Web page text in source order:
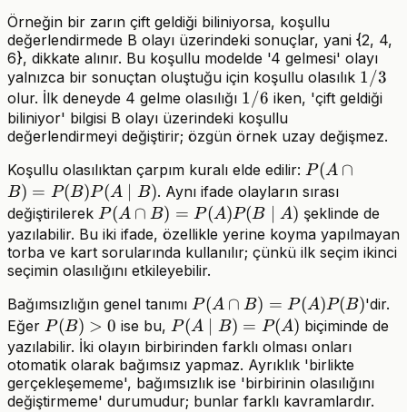
Örneğin bir zarın çift geldiği biliniyorsa, koşullu
değerlendirmede B olayı üzerindeki sonuçlar, yani {2, 4,
6}, dikkate alınır. Bu koşullu modelde '4 gelmesi' olayı
yalnızca bir sonuçtan oluştuğu için koşullu olasılık 1/3
1/3
olur. İlk deneyde 4 gelme olasılığı 1/6
1/6 iken, 'çift geldiği
biliniyor' bilgisi B olayı üzerindeki koşullu
değerlendirmeyi değiştirir; özgün örnek uzay değişmez.
Koşullu olasılıktan çarpım kuralı elde edilir: P(A\cap
B)
P(A ∩
B) = P(B)P (A B). Aynı ifade olayların sırası
değiştirilerek P(A\cap
B)=P(A)P(B\mid
A)
P(A ∩ B) = P(A)P(B A) şeklinde de
yazılabilir. Bu iki ifade, özellikle yerine koyma yapılmayan
torba ve kart sorularında kullanılır; çünkü ilk seçim ikinci
seçimin olasılığını etkileyebilir.
Bağımsızlığın genel tanımı P(A\cap
B)=P(A)P(B)
P(A ∩ B) = P(A)P(B)'dir.
Eğer P(B)>0
P(B) > 0 ise bu,P(A\mid
B)=P(A)
P(A B) = P(A) biçiminde de
yazılabilir. İki olayın birbirinden farklı olması onları
otomatik olarak bağımsız yapmaz. Ayrıklık 'birlikte
gerçekleşememe', bağımsızlık ise 'birbirinin olasılığını
değiştirmeme' durumudur; bunlar farklı kavramlardır.